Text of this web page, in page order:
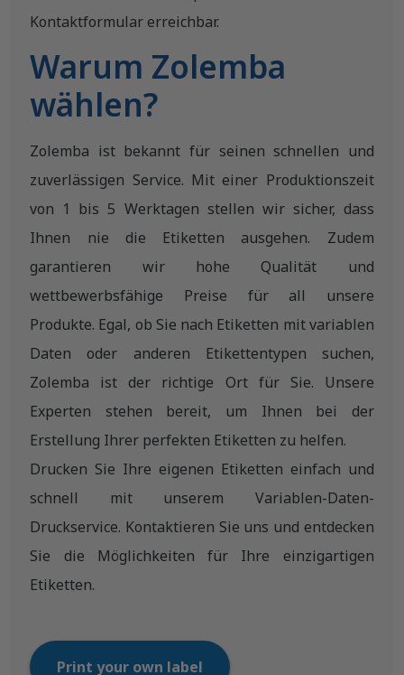
Kontaktformular erreichbar.
Warum Zolemba
wählen?
Zolemba ist bekannt für seinen schnellen und
zuverlässigen Service. Mit einer Produktionszeit
von 1 bis 5 Werktagen stellen wir sicher, dass
Ihnen nie die Etiketten ausgehen. Zudem
garantieren wir hohe Qualität und
wettbewerbsfähige Preise für all unsere
Produkte. Egal, ob Sie nach Etiketten mit variablen
Daten oder anderen Etikettentypen suchen,
Zolemba ist der richtige Ort für Sie. Unsere
Experten stehen bereit, um Ihnen bei der
Erstellung Ihrer perfekten Etiketten zu helfen.
Drucken Sie Ihre eigenen Etiketten einfach und
schnell mit unserem Variablen-Daten-
Druckservice. Kontaktieren Sie uns und entdecken
Sie die Möglichkeiten für Ihre einzigartigen
Etiketten.
Print your own label